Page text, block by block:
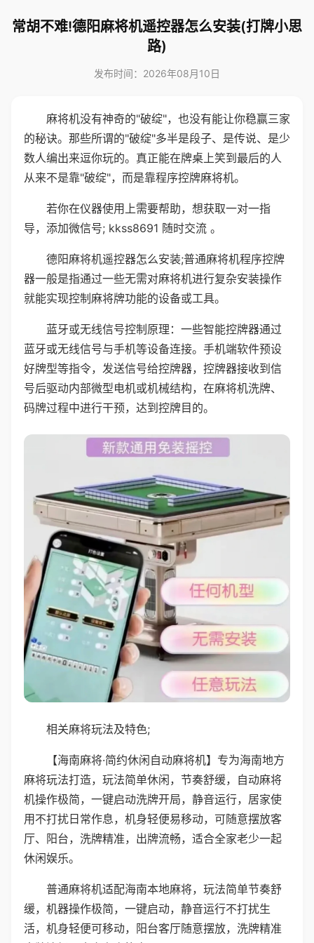
常胡不难!德阳麻将机遥控器怎么安装(打牌小思
路)
发布时间：2026年08月10日
麻将机没有神奇的"破绽"，也没有能让你稳赢三家
的秘诀。那些所谓的"破绽"多半是段子、是传说、是少
数人编出来逗你玩的。真正能在牌桌上笑到最后的人
从来不是靠"破绽"，而是靠程序控牌麻将机。
若你在仪器使用上需要帮助，想获取一对一指
导，添加微信号; kkss8691 随时交流 。
德阳麻将机遥控器怎么安装;普通麻将机程序控牌
器一般是指通过一些无需对麻将机进行复杂安装操作
就能实现控制麻将牌功能的设备或工具。
蓝牙或无线信号控制原理：一些智能控牌器通过
蓝牙或无线信号与手机等设备连接。手机端软件预设
好牌型等指令，发送信号给控牌器，控牌器接收到信
号后驱动内部微型电机或机械结构，在麻将机洗牌、
码牌过程中进行干预，达到控牌目的。
相关麻将玩法及特色;
【海南麻将·简约休闲自动麻将机】专为海南地方
麻将玩法打造，玩法简单休闲，节奏舒缓，自动麻将
机操作极简，一键启动洗牌开局，静音运行，居家使
用不打扰日常作息，机身轻便易移动，可随意摆放客
厅、阳台，洗牌精准，出牌流畅，适合全家老少一起
休闲娱乐。
普通麻将机适配海南本地麻将，玩法简单节奏舒
缓，机器操作极简，一键启动，静音运行不打扰生
活，机身轻便可移动，阳台客厅随意摆放，洗牌精准